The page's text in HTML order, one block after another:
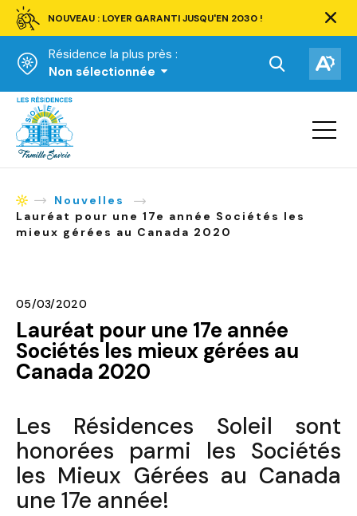
NOUVEAU : LOYER GARANTI JUSQU'EN 2030 !
barre
Résidence la plus près :
Non sélectionnée
Ouvrir
la
recherche.
la
Accueil
Ouvrir
la
AccueilNouvelles
Lauréat pour une 17e année Sociétés les
mieux gérées au Canada 2020
05/03/2020
Lauréat pour une 17e année
Sociétés les mieux gérées au
Canada 2020
Les Résidences Soleil sont
honorées parmi les Sociétés
les Mieux Gérées au Canada
une 17e année!